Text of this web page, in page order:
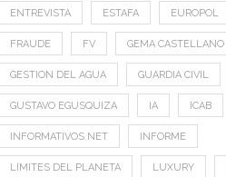
ENTREVISTA ESTAFA EUROPOL
FRAUDE FV GEMA CASTELLANO
GESTION DEL AGUA GUARDIA CIVIL
GUSTAVO EGUSQUIZA IA ICAB
INFORMATIVOS.NET INFORME
LIMITES DEL PLANETA LUXURY